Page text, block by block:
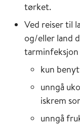
tørket.
Ved reiser til
og/eller land
kun
unngå
iskrem
unngå